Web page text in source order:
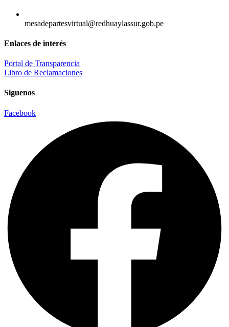
mesadepartesvirtual@redhuaylassur.gob.pe
Enlaces de interés
Portal de Transparencia
Libro de Reclamaciones
Siguenos
Facebook